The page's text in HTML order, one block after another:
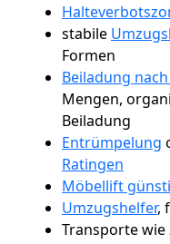
stabile
Formen
Beiladung
Mengen,
Beiladung
Entrümpelung
Ratingen
Möbellift
Umzugshelfer,
Transporte wie